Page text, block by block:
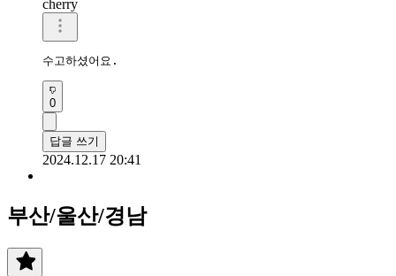
cherry
수고하셨어요.
0
답글 쓰기
2024.12.17 20:41
부산/울산/경남